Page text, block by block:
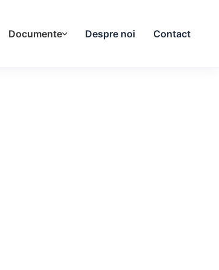
Documente Despre noi Contact